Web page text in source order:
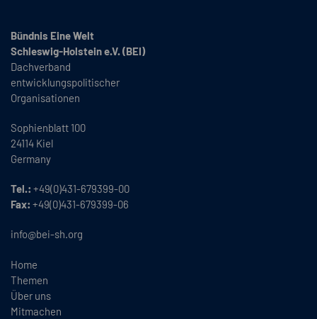
Bündnis Eine Welt
Schleswig-Holstein e.V. (BEI)
Dachverband
entwicklungspolitischer
Organisationen
Sophienblatt 100
24114 Kiel
Germany
Tel.: +49(0)431-679399-00
Fax: +49(0)431-679399-06
info@bei-sh.org
Home
Themen
Über uns
Mitmachen